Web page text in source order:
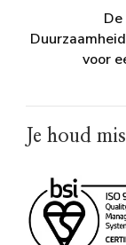
voor
Je houd